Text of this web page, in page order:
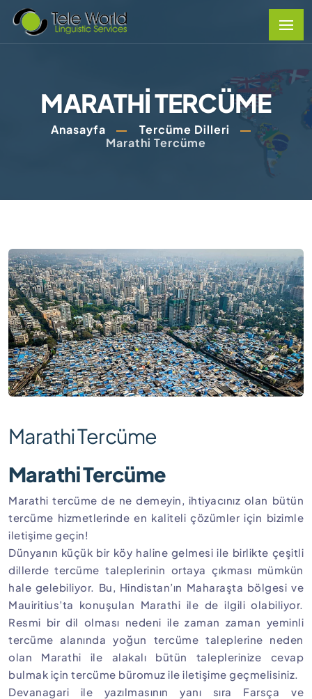
MARATHI TERCÜME
Anasayfa
Tercüme Dilleri
Marathi Tercüme
Marathi Tercüme
Marathi Tercüme
Marathi tercüme de ne demeyin, ihtiyacınız olan bütün
tercüme hizmetlerinde en kaliteli çözümler için bizimle
iletişime geçin!
Dünyanın küçük bir köy haline gelmesi ile birlikte çeşitli
dillerde tercüme taleplerinin ortaya çıkması mümkün
hale gelebiliyor. Bu, Hindistan’ın Maharaşta bölgesi ve
Mauiritius’ta konuşulan Marathi ile de ilgili olabiliyor.
Resmi bir dil olması nedeni ile zaman zaman yeminli
tercüme alanında yoğun tercüme taleplerine neden
olan Marathi ile alakalı bütün taleplerinize cevap
bulmak için tercüme büromuz ile iletişime geçmelisiniz.
Devanagari ile yazılmasının yanı sıra Farsça ve